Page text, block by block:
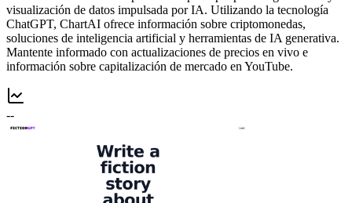
visualización de datos impulsada por IA. Utilizando la tecnología
ChatGPT, ChartAI ofrece información sobre criptomonedas,
soluciones de inteligencia artificial y herramientas de IA generativa.
Mantente informado con actualizaciones de precios en vivo e
información sobre capitalización de mercado en YouTube.
--